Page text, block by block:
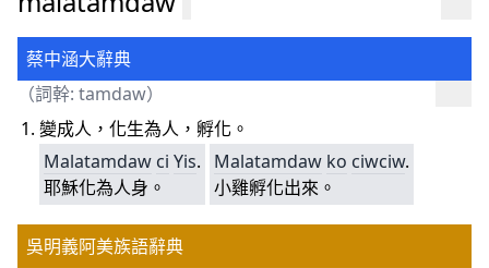
蔡中涵大辭典
（詞幹: tamdaw）
變成人，化生為人，孵化。
Malatamdaw ci Yis.
耶穌化為人身。
Malatamdaw ko ciwciw.
小雞孵化出來。
吳明義阿美族語辭典